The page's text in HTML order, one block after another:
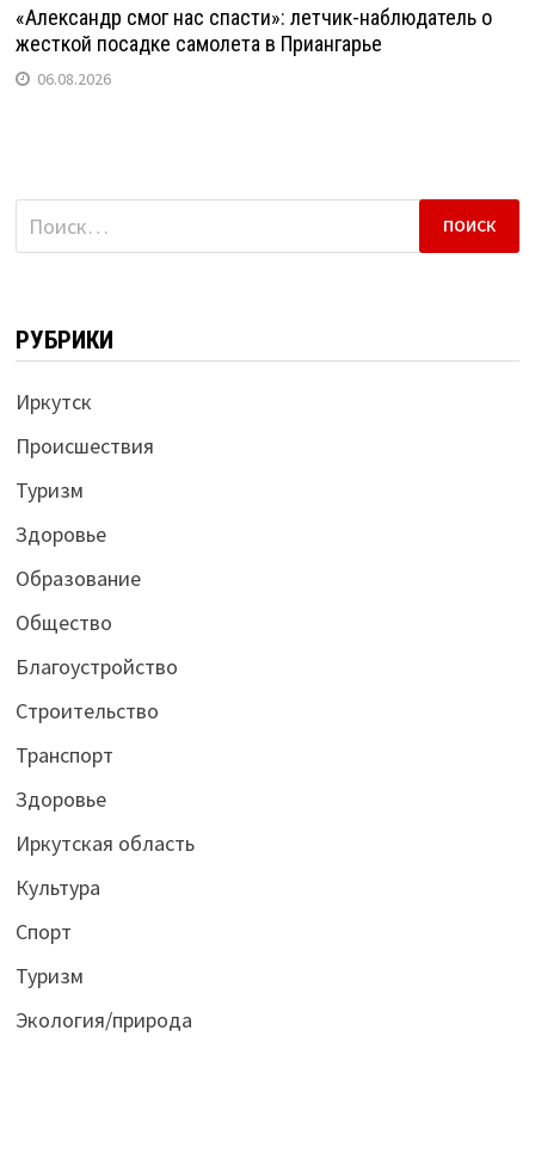
«Александр смог нас спасти»: летчик-наблюдатель о
жесткой посадке самолета в Приангарье
06.08.2026
Найти:
РУБРИКИ
Иркутск
Происшествия
Туризм
Здоровье
Образование
Общество
Благоустройство
Строительство
Транспорт
Здоровье
Иркутская область
Культура
Спорт
Туризм
Экология/природа